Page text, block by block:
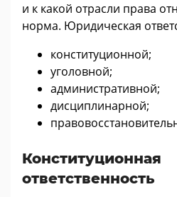
и к какой отрасли права
норма. Юридическая
конституционной;
уголовной;
административной;
дисциплинарной;
Конституционная
ответственность